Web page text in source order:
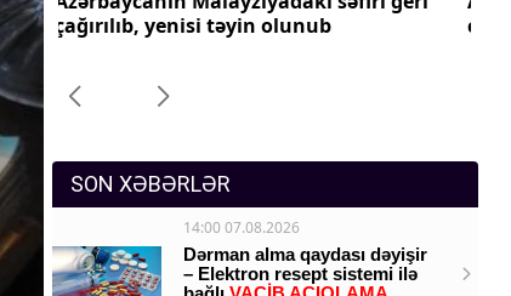
dəyərlər
150
çağırılıb, yenisi təyin olunub
SON XƏBƏRLƏR
14:00 07.08.2026
Dərman alma qaydası dəyişir
– Elektron resept sistemi ilə